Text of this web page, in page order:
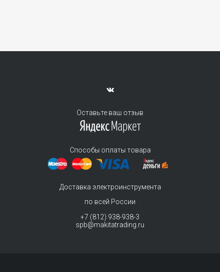
Оставьте ваш отзыв
Способы оплаты товара
Доставка электроинструмента
по всей России
+7 (812) 938-938-3
spb@makitatrading.ru